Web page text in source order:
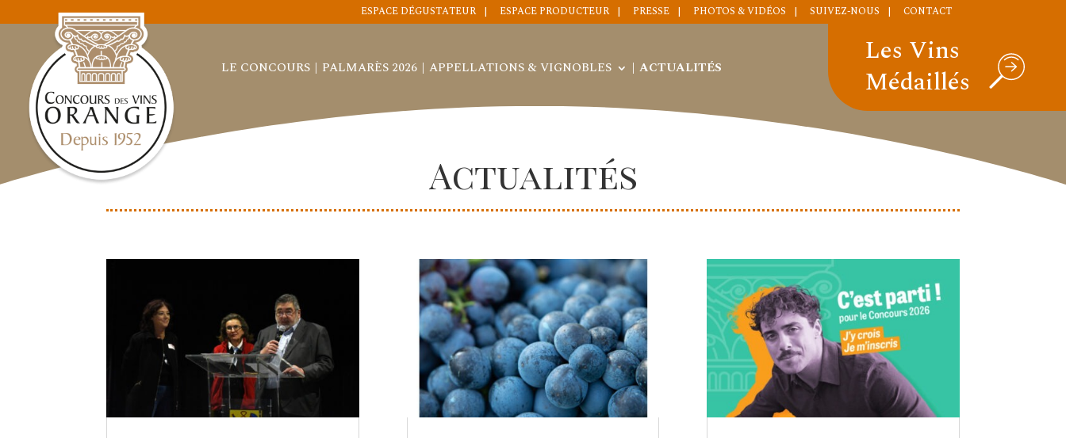
ESPACE DÉGUSTATEUR ESPACE PRODUCTEUR PRESSE PHOTOS & VIDÉOS SUIVEZ-NOUS CONTACT
LE CONCOURS PALMARÈS 2026 APPELLATIONS & VIGNOBLES ACTUALITÉS
Les Vins
Médaillés
Actualités